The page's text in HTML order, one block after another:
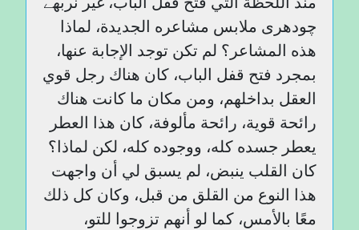
چودھری ملابس مشاعره الجديدة، لماذا
هذه المشاعر؟ لم تكن توجد الإجابة عنها،
بمجرد فتح قفل الباب، كان هناك رجل قوي
العقل بداخلهم، ومن مكان ما كانت هناك
رائحة قوية، رائحة مألوفة، كان هذا العطر
يعطر جسده كله، ووجوده كله، لكن لماذا؟
كان القلب ينبض، لم يسبق لي أن واجهت
هذا النوع من القلق من قبل، وكان كل ذلك
معًا بالأمس، كما لو أنهم تزوجوا للتو،